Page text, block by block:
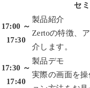
セ
17:00 ～
17:30
製品紹介
Zertoの特徴、
介します。
17:30 ～
17:40
製品デモ
実際の画面を